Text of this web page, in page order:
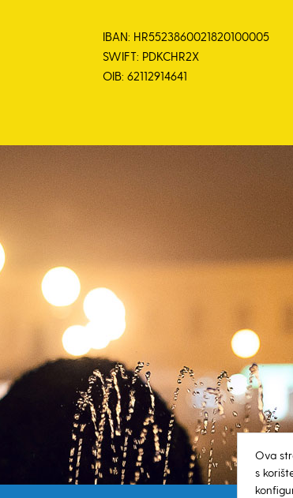
IBAN: HR5523860021820100005
SWIFT: PDKCHR2X
OIB: 62112914641
Ova
s